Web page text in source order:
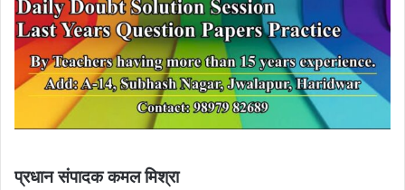
प्रधान संपादक कमल मिश्रा